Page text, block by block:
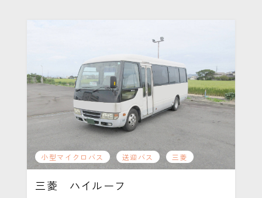
小型マイクロバス 送迎バス 三菱
三菱 ハイルーフ